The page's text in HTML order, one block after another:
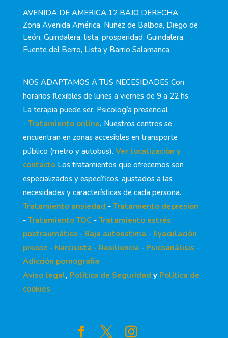
AVENIDA DE AMERICA 12 BAJO DERECHA
Zona Avenida América, Nuñez de Balboa, Diego de
León, Guindalera, lista, prosperidad, Guindalera,
Fuente del Berro, Lista y Barrio Salamanca.
NOS ADAPTAMOS A TUS NECESIDADES Con
horarios flexibles de lunes a viernes de 9 a 22 hs.
La terapia puede ser: Psicología presencial
- Tratamiento online. Nuestros centros se
encuentran en zonas accesibles en transporte
público (metro y autobus). Ver localización y
contactoLos tratamientos que ofrecemos son
especializados y específicos, ajustados a las
necesidades y características de cada persona.
Tratamiento ansiedad - Tratamiento depresión
- Tratamiento TOC- Tratamiento estrés
postraumático- Baja autoestima - Eyaculación
precoz - Narcisista - Resiliencia - Psicoanálisis -
Adicción pornografía
Aviso legal, Política de Seguridad y Política de
cookies